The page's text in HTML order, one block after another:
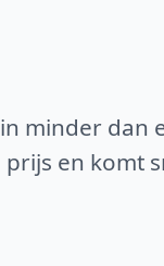
minder dan
en komt